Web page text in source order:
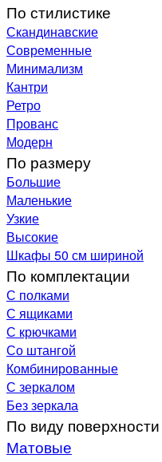
По стилистике
Скандинавские
Современные
Минимализм
Кантри
Ретро
Прованс
Модерн
По размеру
Большие
Маленькие
Узкие
Высокие
Шкафы 50 см шириной
По комплектации
С полками
С ящиками
С крючками
Со штангой
Комбинированные
С зеркалом
Без зеркала
По виду поверхности
Матовые